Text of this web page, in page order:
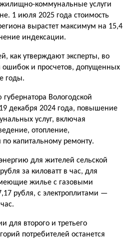
коммунальные услуги
1 июля 2025 года стоимость
вырастет максимум на 15,4
индексации.
как утверждают эксперты, во
ошибок и просчетов, допущенных
годы.
Вологодской
декабря 2024 года, повышение
услуг, включая
отопление,
по капитальному ремонту.
для жителей сельской
за киловатт в час, для
жилье с газовыми
рубля, с электроплитами —
для второго и третьего
потребителей останется